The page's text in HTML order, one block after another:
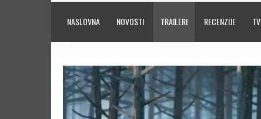
NASLOVNA NOVOSTI TRAILERI RECENZIJE TV